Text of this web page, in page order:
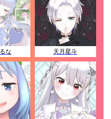
な 天月星斗